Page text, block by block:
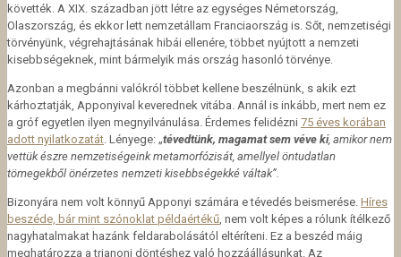
követték. A XIX. században jött létre az egységes Németország,
Olaszország, és ekkor lett nemzetállam Franciaország is. Sőt, nemzetiségi
törvényünk, végrehajtásának hibái ellenére, többet nyújtott a nemzeti
kisebbségeknek, mint bármelyik más ország hasonló törvénye.
Azonban a megbánni valókról többet kellene beszélnünk, s akik ezt
kárhoztatják, Apponyival keverednek vitába. Annál is inkább, mert nem ez
a gróf egyetlen ilyen megnyilvánulása. Érdemes felidézni 75 éves korában
adott nyilatkozatát . Lényege: „tévedtünk, magamat sem véve ki, amikor nem
vettük észre nemzetiségeink metamorfózisát, amellyel öntudatlan
tömegekből önérzetes nemzeti kisebbségekké váltak”.
Bizonyára nem volt könnyű Apponyi számára e tévedés beismerése. Híres
beszéde, bár mint szónoklat példaértékű , nem volt képes a rólunk ítélkező
nagyhatalmakat hazánk feldarabolásától eltéríteni. Ez a beszéd máig
meghatározza a trianoni döntéshez való hozzáállásunkat. Az